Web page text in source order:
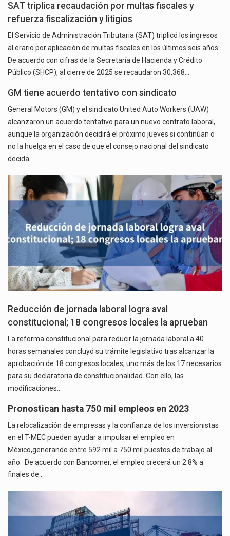
SAT triplica recaudación por multas fiscales y
refuerza fiscalización y litigios
El Servicio de Administración Tributaria (SAT) triplicó los ingresos
al erario por aplicación de multas fiscales en los últimos seis años.
De acuerdo con cifras de la Secretaría de Hacienda y Crédito
Público (SHCP), al cierre de 2025 se recaudaron 30,368…
GM tiene acuerdo tentativo con sindicato
General Motors (GM) y el sindicato United Auto Workers (UAW)
alcanzaron un acuerdo tentativo para un nuevo contrato laboral,
aunque la organización decidirá el próximo jueves si continúan o
no la huelga en el caso de que el consejo nacional del sindicato
decida…
Reducción de jornada laboral logra aval
constitucional; 18 congresos locales la aprueban
La reforma constitucional para reducir la jornada laboral a 40
horas semanales concluyó su trámite legislativo tras alcanzar la
aprobación de 18 congresos locales, uno más de los 17 necesarios
para su declaratoria de constitucionalidad. Con ello, las
modificaciones…
Pronostican hasta 750 mil empleos en 2023
La relocalización de empresas y la confianza de los inversionistas
en el T-MEC pueden ayudar a impulsar el empleo en
México,generando entre 592 mil a 750 mil puestos de trabajo al
año. De acuerdo con Bancomer, el empleo crecerá un 2.8% a
finales de…